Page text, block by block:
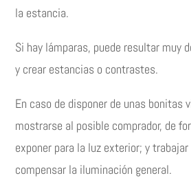
la estancia.
Si hay lámparas, puede resultar muy
y crear estancias o contrastes.
En caso de disponer de unas bonitas
mostrarse al posible comprador, de
exponer para la luz exterior; y
compensar la iluminación general.